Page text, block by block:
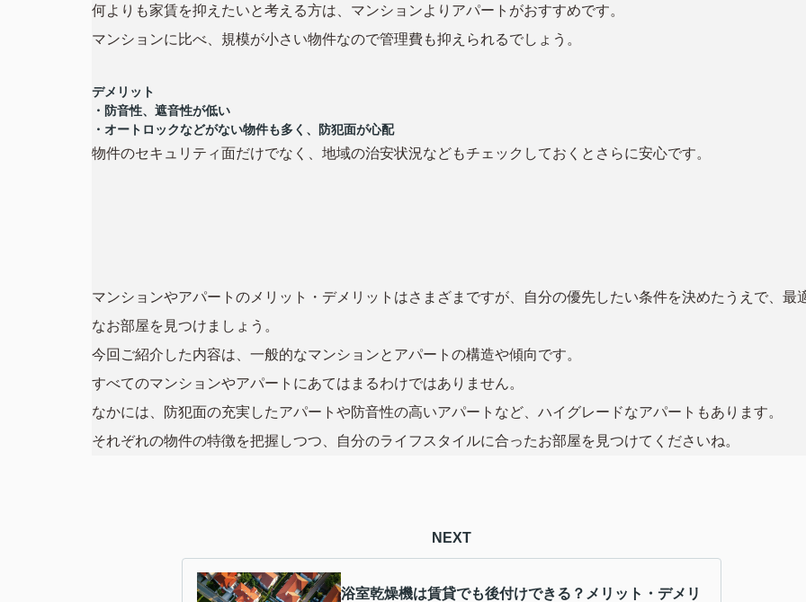
何よりも家賃を抑えたいと考える方は、マンションよりアパートがおすすめです。
マンションに比べ、規模が小さい物件なので管理費も抑えられるでしょう。
デメリット
・防音性、遮音性が低い
・オートロックなどがない物件も多く、防犯面が心配
物件のセキュリティ面だけでなく、地域の治安状況などもチェックしておくとさらに安心です。
マンションやアパートのメリット・デメリットはさまざまですが、自分の優先したい条件を決めたうえで、最
なお部屋を見つけましょう。
今回ご紹介した内容は、一般的なマンションとアパートの構造や傾向です。
すべてのマンションやアパートにあてはまるわけではありません。
なかには、防犯面の充実したアパートや防音性の高いアパートなど、ハイグレードなアパートもあります。
それぞれの物件の特徴を把握しつつ、自分のライフスタイルに合ったお部屋を見つけてくださいね。
NEXT
浴室乾燥機は賃貸でも後付けできる？メリット・デメリ